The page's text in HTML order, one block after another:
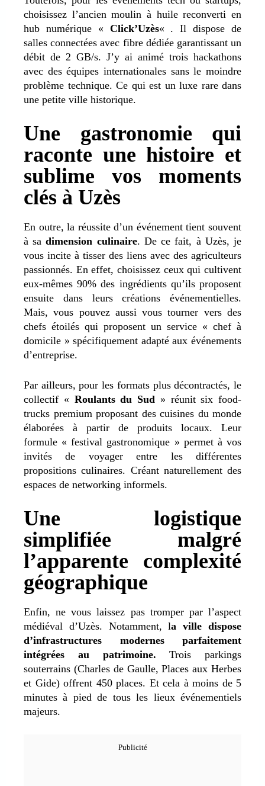
choisissez l’ancien moulin à huile reconverti en
hub numérique « Click’Uzès« . Il dispose de
salles connectées avec fibre dédiée garantissant un
débit de 2 GB/s. J’y ai animé trois hackathons
avec des équipes internationales sans le moindre
problème technique. Ce qui est un luxe rare dans
une petite ville historique.
Une gastronomie qui
raconte une histoire et
sublime vos moments
clés à Uzès
En outre, la réussite d’un événement tient souvent
à sa dimension culinaire. De ce fait, à Uzès, je
vous incite à tisser des liens avec des agriculteurs
passionnés. En effet, choisissez ceux qui cultivent
eux-mêmes 90% des ingrédients qu’ils proposent
ensuite dans leurs créations événementielles.
Mais, vous pouvez aussi vous tourner vers des
chefs étoilés qui proposent un service « chef à
domicile » spécifiquement adapté aux événements
d’entreprise.
Par ailleurs, pour les formats plus décontractés, le
collectif « Roulants du Sud » réunit six food-
trucks premium proposant des cuisines du monde
élaborées à partir de produits locaux. Leur
formule « festival gastronomique » permet à vos
invités de voyager entre les différentes
propositions culinaires. Créant naturellement des
espaces de networking informels.
Une logistique
simplifiée malgré
l’apparente complexité
géographique
Enfin, ne vous laissez pas tromper par l’aspect
médiéval d’Uzès. Notamment, la ville dispose
d’infrastructures modernes parfaitement
intégrées au patrimoine. Trois parkings
souterrains (Charles de Gaulle, Places aux Herbes
et Gide) offrent 450 places. Et cela à moins de 5
minutes à pied de tous les lieux événementiels
majeurs.